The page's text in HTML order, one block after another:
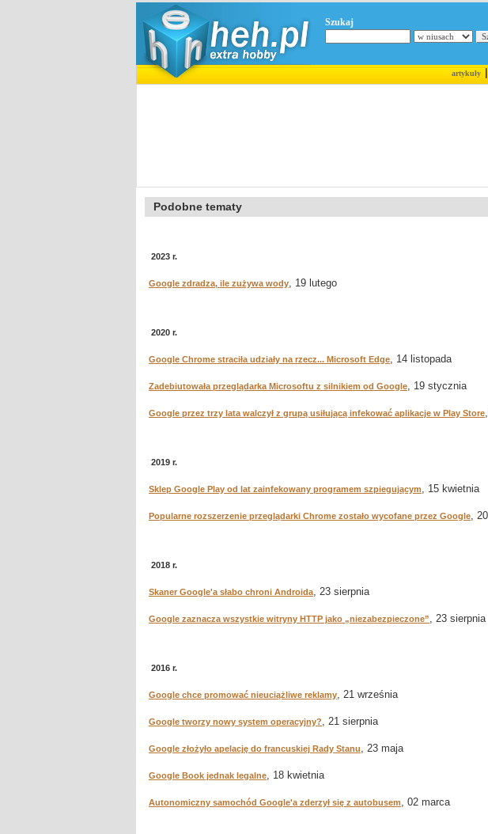
Szukaj
artykuły
Podobne tematy
2023 r.
Google zdradza, ile zużywa wody, 19 lutego
2020 r.
Google Chrome straciła udziały na rzecz... Microsoft Edge, 14 listopada
Zadebiutowała przeglądarka Microsoftu z silnikiem od Google, 19 stycznia
Google przez trzy lata walczył z grupą usiłującą infekować aplikacje w Play Store
2019 r.
Sklep Google Play od lat zainfekowany programem szpiegującym, 15 kwietnia
Popularne rozszerzenie przeglądarki Chrome zostało wycofane przez Google,
2018 r.
Skaner Google'a słabo chroni Androida, 23 sierpnia
Google zaznacza wszystkie witryny HTTP jako „niezabezpieczone”, 23 sierpnia
2016 r.
Google chce promować nieuciążliwe reklamy, 21 września
Google tworzy nowy system operacyjny?, 21 sierpnia
Google złożyło apelację do francuskiej Rady Stanu, 23 maja
Google Book jednak legalne, 18 kwietnia
Autonomiczny samochód Google'a zderzył się z autobusem, 02 marca